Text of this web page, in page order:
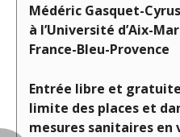
Médéric Gasquet-
à l’Université d’Aix-
France-Bleu-Provence
Entrée libre et
limite des places et
mesures sanitaires en